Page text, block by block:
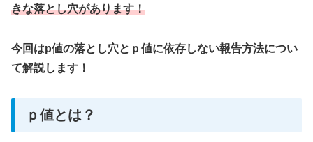
きな落とし穴があります！
今回はp値の落とし穴とｐ値に依存しない報告方法につい
て解説します！
ｐ値とは？